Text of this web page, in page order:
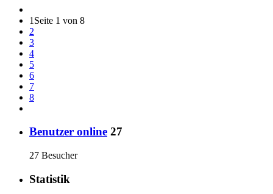
1 Seite 1 von 8
2
3
4
5
6
7
8
Benutzer online 27
27 Besucher
Statistik